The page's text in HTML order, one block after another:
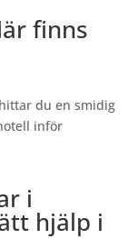
finns
du en smidig
inför
i
hjälp i